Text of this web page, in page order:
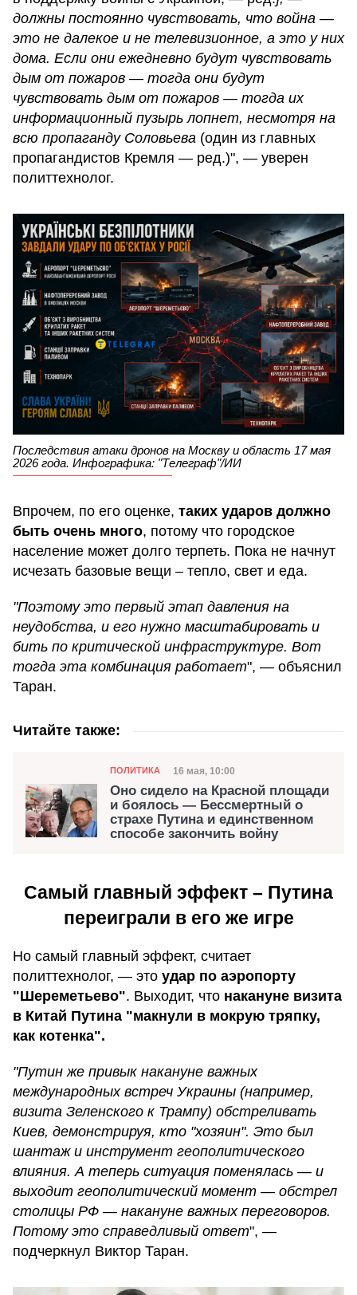
должны постоянно чувствовать, что война —
это не далекое и не телевизионное, а это у них
дома. Если они ежедневно будут чувствовать
дым от пожаров — тогда они будут
чувствовать дым от пожаров — тогда их
информационный пузырь лопнет, несмотря на
всю пропаганду Соловьева (один из главных
пропагандистов Кремля — ​​ред.)", — уверен
политтехнолог.
Последствия атаки дронов на Москву и область 17 мая
2026 года. Инфографика: "Телеграф"/ИИ
Впрочем, по его оценке, таких ударов должно
быть очень много, потому что городское
население может долго терпеть. Пока не начнут
исчезать базовые вещи – тепло, свет и еда.
"Поэтому это первый этап давления на
неудобства, и его нужно масштабировать и
бить по критической инфраструктуре. Вот
тогда эта комбинация работает", — объяснил
Таран.
Читайте также:
Категория
ПОЛИТИКА Дата публикации
16 мая, 10:00
Оно сидело на Красной площади
и боялось — Бессмертный о
страхе Путина и единственном
способе закончить войну
Самый главный эффект – Путина
переиграли в его же игре
Но самый главный эффект, считает
политтехнолог, — это удар по аэропорту
"Шереметьево". Выходит, что накануне визита
в Китай Путина "макнули в мокрую тряпку,
как котенка".
"Путин же привык накануне важных
международных встреч Украины (например,
визита Зеленского к Трампу) обстреливать
Киев, демонстрируя, кто "хозяин". Это был
шантаж и инструмент геополитического
влияния. А теперь ситуация поменялась — и
выходит геополитический момент — обстрел
столицы РФ — накануне важных переговоров.
Потому это справедливый ответ", —
подчеркнул Виктор Таран.